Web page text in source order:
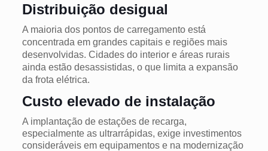
Distribuição desigual
A maioria dos pontos de carregamento está
concentrada em grandes capitais e regiões mais
desenvolvidas. Cidades do interior e áreas rurais
ainda estão desassistidas, o que limita a expansão
da frota elétrica.
Custo elevado de instalação
A implantação de estações de recarga,
especialmente as ultrarrápidas, exige investimentos
consideráveis em equipamentos e na modernização